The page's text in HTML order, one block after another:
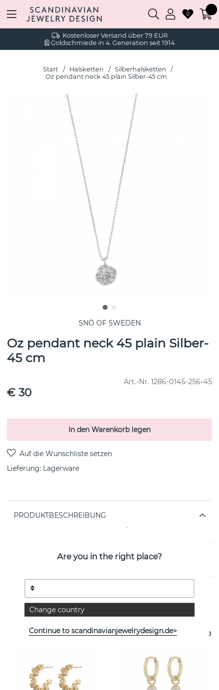
Kostenloser Versand über 79 EUR
Goldschmiede in 4. Generation seit 1914
0
Start Halsketten
Silberhalsketten
Oz pendant neck 45 plain Silber-45 cm
SNÖ OF SWEDEN
Oz pendant neck 45 plain Silber-
45 cm
Art.-Nr. 1286-0145-256-45
€ 30
In den Warenkorb legen
Lieferung: Lagerware
PRODUKTBESCHREIBUNG
EIGENSCHAFTEN
Weitere Artikel ansehen
Are you in the right place?
Change country
Continue to scandinavianjewelrydesign.de>